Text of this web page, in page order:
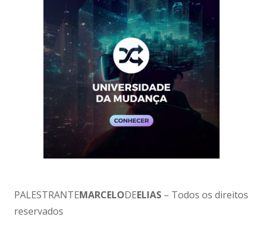
PALESTRANTEMARCELODEELIAS – Todos os direitos
reservados